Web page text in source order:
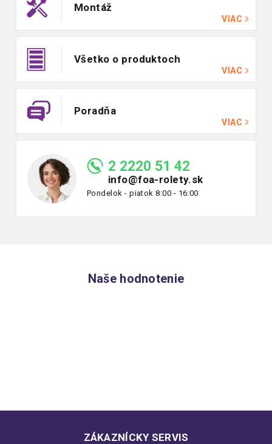
Montáž
VIAC
Všetko o produktoch
VIAC
Poradňa
VIAC
2 2220 51 42
info@foa-rolety.sk
Pondelok - piatok 8:00 - 16:00
Naše hodnotenie
ZÁKAZNÍCKY SERVIS